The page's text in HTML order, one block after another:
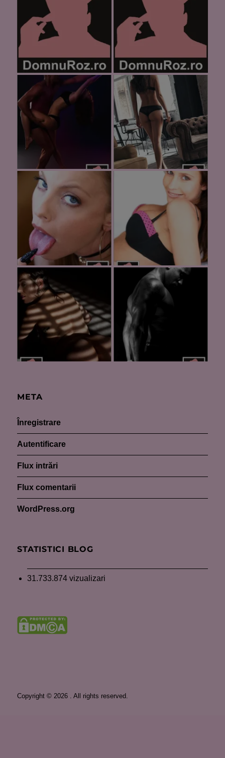
META
Înregistrare
Autentificare
Flux intrări
Flux comentarii
WordPress.org
STATISTICI BLOG
31.733.874 vizualizari
Copyright © 2026 . All rights reserved.